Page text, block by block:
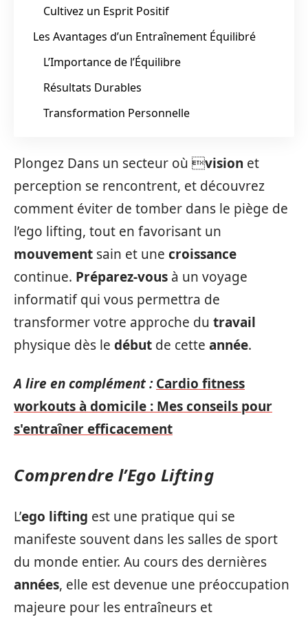
Cultivez un Esprit Positif
Les Avantages d’un Entraînement Équilibré
L’Importance de l’Équilibre
Résultats Durables
Transformation Personnelle
Plongez Dans un secteur où vision et
perception se rencontrent, et découvrez
comment éviter de tomber dans le piège de
l’ego lifting, tout en favorisant un
mouvement sain et une croissance
continue. Préparez-vous à un voyage
informatif qui vous permettra de
transformer votre approche du travail
physique dès le début de cette année.
A lire en complément : Cardio fitness
workouts à domicile : Mes conseils pour
s'entraîner efficacement
Comprendre l’Ego Lifting
L’ego lifting est une pratique qui se
manifeste souvent dans les salles de sport
du monde entier. Au cours des dernières
années, elle est devenue une préoccupation
majeure pour les entraîneurs et